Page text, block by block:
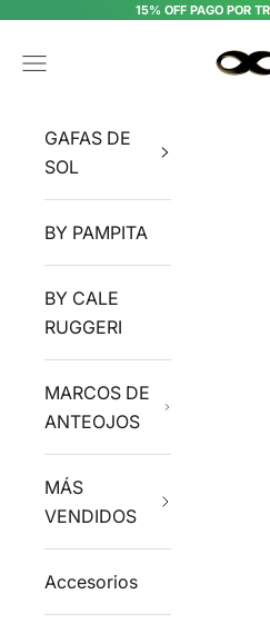
15% OFF PAGO POR
Menú
GAFAS DE
SOL
BY PAMPITA
BY CALE
RUGGERI
MARCOS DE
ANTEOJOS
MÁS
VENDIDOS
Accesorios